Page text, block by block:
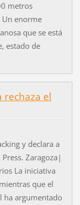
metros
enorme
que se está
estado de
rechaza el
y declara a
Zaragoza|
La iniciativa
que el
ha argumentado